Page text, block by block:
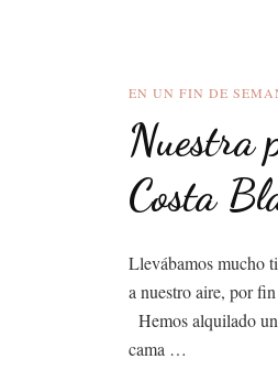
EN UN FIN DE
Nuestra
Costa
Llevábamos mucho
a nuestro aire, por
Hemos alquilado
cama …